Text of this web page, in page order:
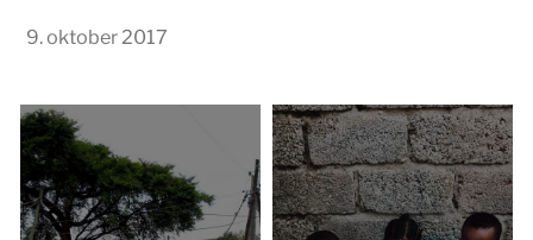
9. oktober 2017